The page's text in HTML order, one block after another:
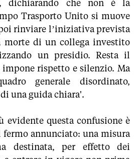
dichiarando che non è la
Trasporto Unito si muove
rinviare l’iniziativa prevista
morte di un collega investito
un presidio. Resta il
rispetto e silenzio. Ma
generale disordinato,
una guida chiara'.
evidente questa confusione è
fermo annunciato: una misura
destinata, per effetto dei